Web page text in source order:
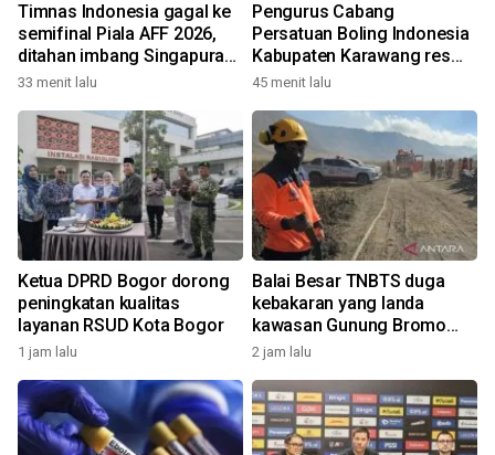
Timnas Indonesia gagal ke
semifinal Piala AFF 2026,
ditahan imbang Singapura
1-1
33 menit lalu
Pengurus Cabang
Persatuan Boling Indonesia
Kabupaten Karawang resmi
terbentuk
45 menit lalu
Ketua DPRD Bogor dorong
peningkatan kualitas
layanan RSUD Kota Bogor
1 jam lalu
Balai Besar TNBTS duga
kebakaran yang landa
kawasan Gunung Bromo
karena aktivitas manusia
2 jam lalu